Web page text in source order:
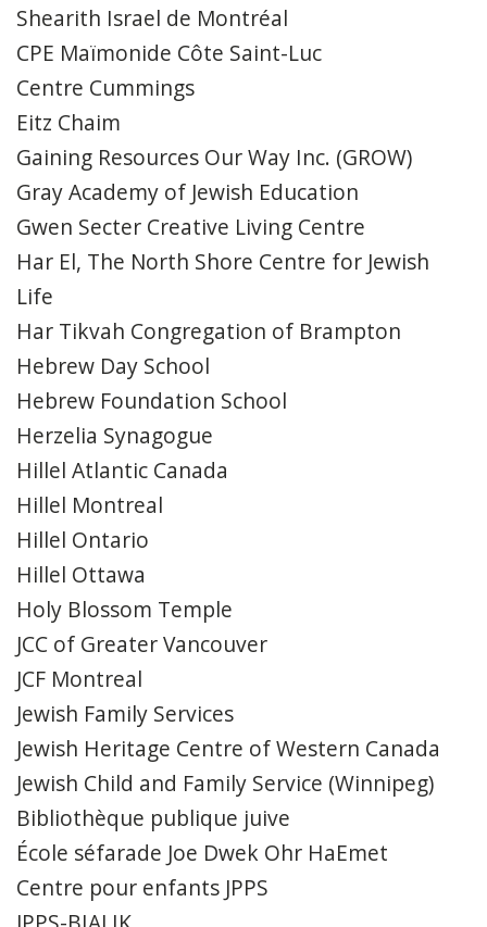
Shearith Israel de Montréal
CPE Maïmonide Côte Saint-Luc
Centre Cummings
Eitz Chaim
Gaining Resources Our Way Inc. (GROW)
Gray Academy of Jewish Education
Gwen Secter Creative Living Centre
Har El, The North Shore Centre for Jewish
Life
Har Tikvah Congregation of Brampton
Hebrew Day School
Hebrew Foundation School
Herzelia Synagogue
Hillel Atlantic Canada
Hillel Montreal
Hillel Ontario
Hillel Ottawa
Holy Blossom Temple
JCC of Greater Vancouver
JCF Montreal
Jewish Family Services
Jewish Heritage Centre of Western Canada
Jewish Child and Family Service (Winnipeg)
Bibliothèque publique juive
École séfarade Joe Dwek Ohr HaEmet
Centre pour enfants JPPS